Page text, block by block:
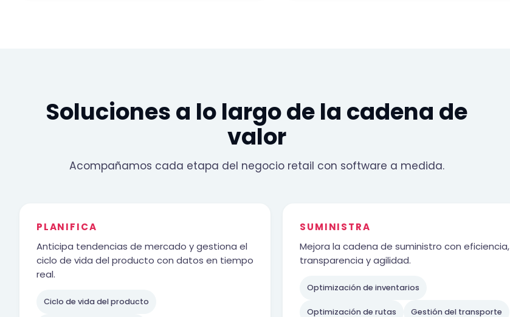
Soluciones a lo largo de la cadena de
valor
Acompañamos cada etapa del negocio retail con software a medida.
PLANIFICA
Anticipa tendencias de mercado y gestiona el
ciclo de vida del producto con datos en tiempo
real.
Ciclo de vida del producto
SUMINISTRA
Mejora la cadena de suministro con eficiencia,
transparencia y agilidad.
Optimización de inventarios
Optimización de rutas Gestión del transporte